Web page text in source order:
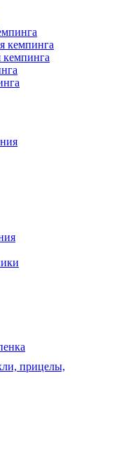
кемпинга
кемпинга
прицелы,